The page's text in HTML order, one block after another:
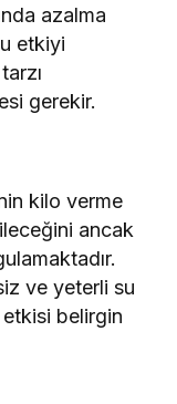
azalma
etkiyi
gerekir.
kilo verme
ancak
ve yeterli su
etkisi belirgin